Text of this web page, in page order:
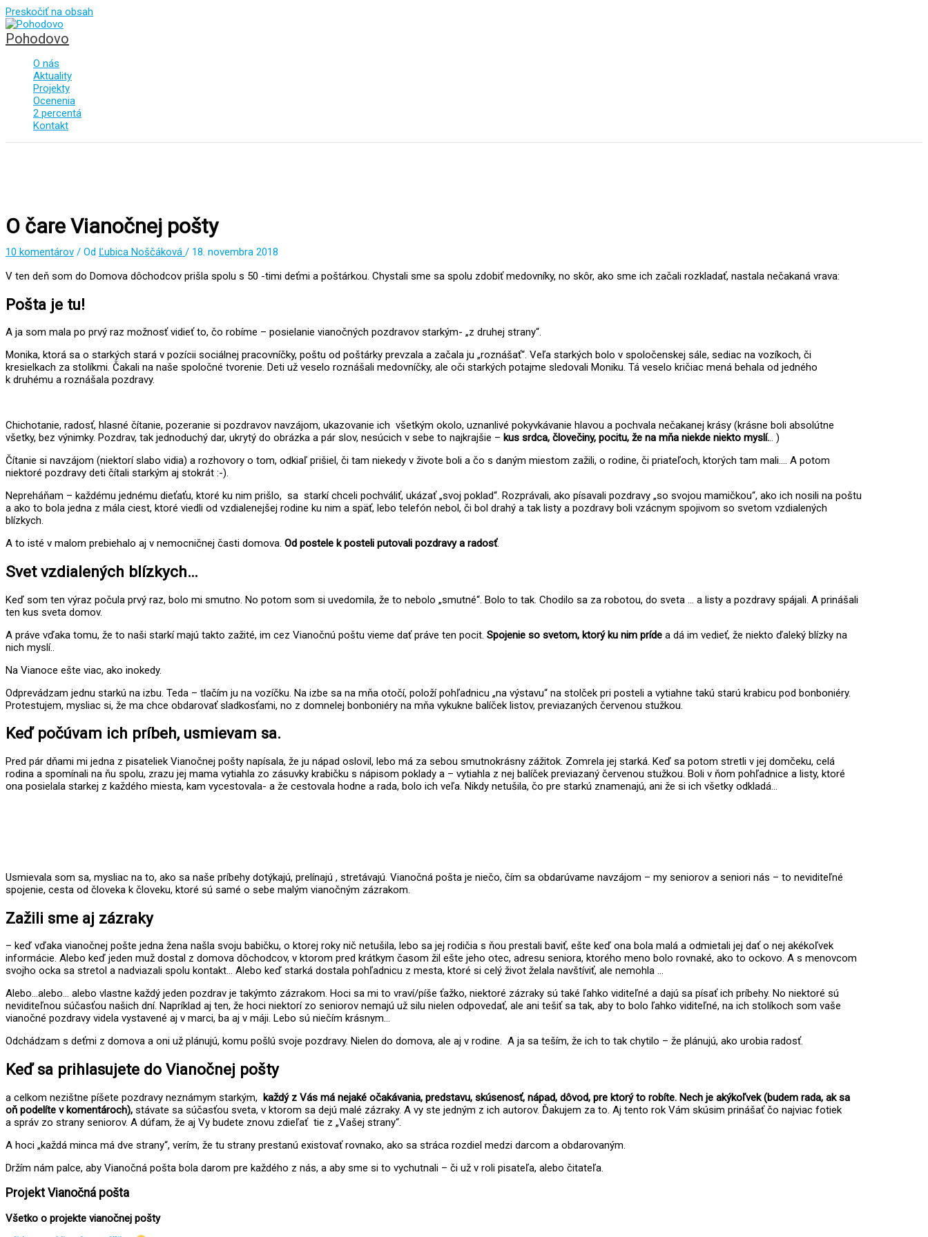
Preskočiť na obsah
Pohodovo
O nás
Aktuality
Projekty
Ocenenia
2 percentá
Kontakt
O čare Vianočnej pošty
10 komentárov / Od Ľubica Noščáková / 18. novembra 2018
V ten deň som do Domova dôchodcov prišla spolu s 50 -timi deťmi a poštárkou. Chystali sme sa spolu zdobiť medovníky, no skôr, ako sme ich začali rozkladať, nastala nečakaná vrava:
Pošta je tu!
A ja som mala po prvý raz možnosť vidieť to, čo robíme – posielanie vianočných pozdravov starkým- „z druhej strany“.
Monika, ktorá sa o starkých stará v pozícii sociálnej pracovníčky, poštu od poštárky prevzala a začala ju „roznášať“. Veľa starkých bolo v spoločenskej sále, sediac na vozíkoch, či
kresielkach za stolíkmi. Čakali na naše spoločné tvorenie. Deti už veselo roznášali medovníčky, ale oči starkých potajme sledovali Moniku. Tá veselo kričiac mená behala od jedného
k druhému a roznášala pozdravy.
Chichotanie, radosť, hlasné čítanie, pozeranie si pozdravov navzájom, ukazovanie ich všetkým okolo, uznanlivé pokyvkávanie hlavou a pochvala nečakanej krásy (krásne boli absolútne
všetky, bez výnimky. Pozdrav, tak jednoduchý dar, ukrytý do obrázka a pár slov, nesúcich v sebe to najkrajšie – kus srdca, človečiny, pocitu, že na mňa niekde niekto myslí... )
Čítanie si navzájom (niektorí slabo vidia) a rozhovory o tom, odkiaľ prišiel, či tam niekedy v živote boli a čo s daným miestom zažili, o rodine, či priateľoch, ktorých tam mali…. A potom
niektoré pozdravy deti čítali starkým aj stokrát :-).
Nepreháňam – každému jednému dieťaťu, ktoré ku nim prišlo, sa starkí chceli pochváliť, ukázať „svoj poklad“. Rozprávali, ako písavali pozdravy „so svojou mamičkou“, ako ich nosili na poštu
a ako to bola jedna z mála ciest, ktoré viedli od vzdialenejšej rodine ku nim a späť, lebo telefón nebol, či bol drahý a tak listy a pozdravy boli vzácnym spojivom so svetom vzdialených
blízkych.
A to isté v malom prebiehalo aj v nemocničnej časti domova. Od postele k posteli putovali pozdravy a radosť.
Svet vzdialených blízkych…
Keď som ten výraz počula prvý raz, bolo mi smutno. No potom som si uvedomila, že to nebolo „smutné“. Bolo to tak. Chodilo sa za robotou, do sveta … a listy a pozdravy spájali. A prinášali
ten kus sveta domov.
A práve vďaka tomu, že to naši starkí majú takto zažité, im cez Vianočnú poštu vieme dať práve ten pocit. Spojenie so svetom, ktorý ku nim príde a dá im vedieť, že niekto ďaleký blízky na
nich myslí..
Na Vianoce ešte viac, ako inokedy.
Odprevádzam jednu starkú na izbu. Teda – tlačím ju na vozíčku. Na izbe sa na mňa otočí, položí pohľadnicu „na výstavu“ na stolček pri posteli a vytiahne takú starú krabicu pod bonboniéry.
Protestujem, mysliac si, že ma chce obdarovať sladkosťami, no z domnelej bonboniéry na mňa vykukne balíček listov, previazaných červenou stužkou.
Keď počúvam ich príbeh, usmievam sa.
Pred pár dňami mi jedna z pisateliek Vianočnej pošty napísala, že ju nápad oslovil, lebo má za sebou smutnokrásny zážitok. Zomrela jej starká. Keď sa potom stretli v jej domčeku, celá
rodina a spomínali na ňu spolu, zrazu jej mama vytiahla zo zásuvky krabičku s nápisom poklady a – vytiahla z nej balíček previazaný červenou stužkou. Boli v ňom pohľadnice a listy, ktoré
ona posielala starkej z každého miesta, kam vycestovala- a že cestovala hodne a rada, bolo ich veľa. Nikdy netušila, čo pre starkú znamenajú, ani že si ich všetky odkladá…
Usmievala som sa, mysliac na to, ako sa naše príbehy dotýkajú, prelínajú , stretávajú. Vianočná pošta je niečo, čím sa obdarúvame navzájom – my seniorov a seniori nás – to neviditeľné
spojenie, cesta od človeka k človeku, ktoré sú samé o sebe malým vianočným zázrakom.
Zažili sme aj zázraky
– keď vďaka vianočnej pošte jedna žena našla svoju babičku, o ktorej roky nič netušila, lebo sa jej rodičia s ňou prestali baviť, ešte keď ona bola malá a odmietali jej dať o nej akékoľvek
informácie. Alebo keď jeden muž dostal z domova dôchodcov, v ktorom pred krátkym časom žil ešte jeho otec, adresu seniora, ktorého meno bolo rovnaké, ako to ockovo. A s menovcom
svojho ocka sa stretol a nadviazali spolu kontakt… Alebo keď starká dostala pohľadnicu z mesta, ktoré si celý život želala navštíviť, ale nemohla …
Alebo…alebo… alebo vlastne každý jeden pozdrav je takýmto zázrakom. Hoci sa mi to vraví/píše ťažko, niektoré zázraky sú také ľahko viditeľné a dajú sa písať ich príbehy. No niektoré sú
neviditeľnou súčasťou našich dní. Napríklad aj ten, že hoci niektorí zo seniorov nemajú už silu nielen odpovedať, ale ani tešiť sa tak, aby to bolo ľahko viditeľné, na ich stolíkoch som vaše
vianočné pozdravy videla vystavené aj v marci, ba aj v máji. Lebo sú niečím krásnym…
Odchádzam s deťmi z domova a oni už plánujú, komu pošlú svoje pozdravy. Nielen do domova, ale aj v rodine. A ja sa teším, že ich to tak chytilo – že plánujú, ako urobia radosť.
Keď sa prihlasujete do Vianočnej pošty
a celkom nezištne píšete pozdravy neznámym starkým, každý z Vás má nejaké očakávania, predstavu, skúsenosť, nápad, dôvod, pre ktorý to robíte. Nech je akýkoľvek (budem rada, ak sa
oň podelíte v komentároch), stávate sa súčasťou sveta, v ktorom sa dejú malé zázraky. A vy ste jedným z ich autorov. Ďakujem za to. Aj tento rok Vám skúsim prinášať čo najviac fotiek
a správ zo strany seniorov. A dúfam, že aj Vy budete znovu zdieľať tie z „Vašej strany“.
A hoci „každá minca má dve strany“, verím, že tu strany prestanú existovať rovnako, ako sa stráca rozdiel medzi darcom a obdarovaným.
Držím nám palce, aby Vianočná pošta bola darom pre každého z nás, a aby sme si to vychutnali – či už v roli pisateľa, alebo čitateľa.
Projekt Vianočná pošta
Všetko o projekte vianočnej pošty